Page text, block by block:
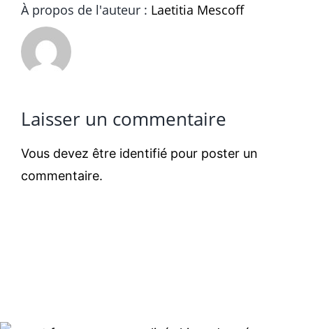
À propos de l'auteur : Laetitia Mescoff
Laisser un commentaire
Vous devez être identifié pour poster un
commentaire.